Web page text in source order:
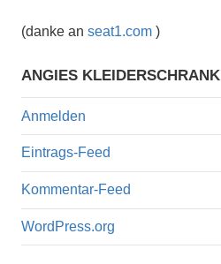
(danke an seat1.com )
ANGIES KLEIDERSCHRANK
Anmelden
Eintrags-Feed
Kommentar-Feed
WordPress.org